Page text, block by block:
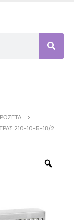
210-10-5-18/2